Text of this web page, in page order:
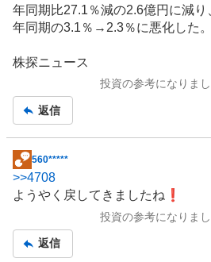
年同期比27.1％減の2.6億円に減
年同期の3.1％→2.3％に悪化した。
株探ニュース
投資の参考になりま
返信
掲
示
板
560*****
>>4708
ようやく戻してきましたね❗
投資の参考になりま
返信